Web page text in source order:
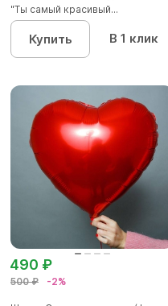
"Ты самый красивый...
Купить В 1 клик
500 ₽ -2%
490 ₽